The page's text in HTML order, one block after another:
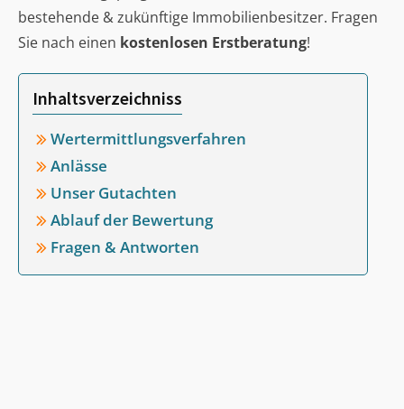
bestehende & zukünftige Immobilienbesitzer. Fragen
Sie nach einen kostenlosen Erstberatung!
Inhaltsverzeichniss
Wertermittlungsverfahren
Anlässe
Unser Gutachten
Ablauf der Bewertung
Fragen & Antworten